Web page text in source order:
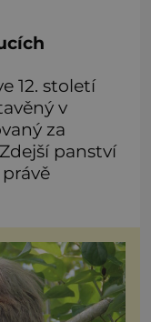
12. století
v
za
panství